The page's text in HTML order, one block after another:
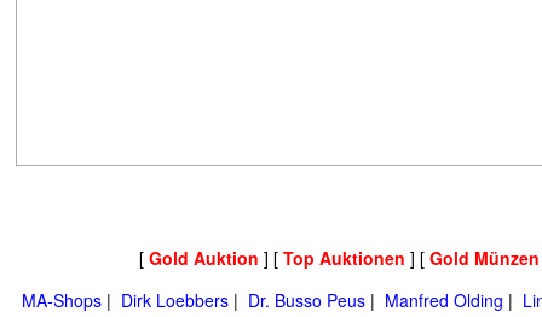
[ Gold Auktion ] [ Top Auktionen ] [ Gold
MA-Shops | Dirk Loebbers | Dr. Busso Peus | Manfred Olding |